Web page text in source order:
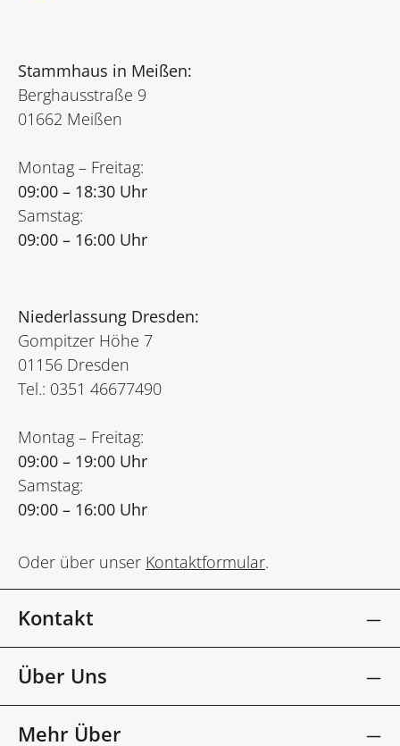
Stammhaus in Meißen:
Berghausstraße 9
01662 Meißen
Montag – Freitag:
09:00 – 18:30 Uhr
Samstag:
09:00 – 16:00 Uhr
Niederlassung Dresden:
Gompitzer Höhe 7
01156 Dresden
Tel.: 0351 46677490
Montag – Freitag:
09:00 – 19:00 Uhr
Samstag:
09:00 – 16:00 Uhr
Oder über unser Kontaktformular.
Kontakt
Über Uns
Mehr Über